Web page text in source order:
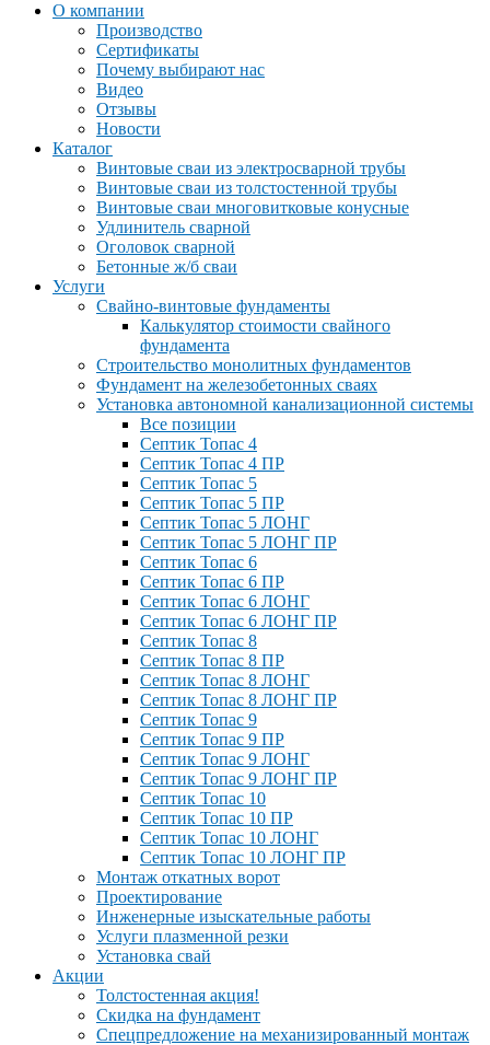
О компании
Производство
Сертификаты
Почему выбирают нас
Видео
Отзывы
Новости
Каталог
Винтовые сваи из электросварной трубы
Винтовые сваи из толстостенной трубы
Винтовые сваи многовитковые конусные
Удлинитель сварной
Оголовок сварной
Бетонные ж/б сваи
Услуги
Свайно-винтовые фундаменты
Калькулятор стоимости свайного
фундамента
Строительство монолитных фундаментов
Фундамент на железобетонных сваях
Установка автономной канализационной системы
Все позиции
Септик Топас 4
Септик Топас 4 ПР
Септик Топас 5
Септик Топас 5 ПР
Септик Топас 5 ЛОНГ
Септик Топас 5 ЛОНГ ПР
Септик Топас 6
Септик Топас 6 ПР
Септик Топас 6 ЛОНГ
Септик Топас 6 ЛОНГ ПР
Септик Топас 8
Септик Топас 8 ПР
Септик Топас 8 ЛОНГ
Септик Топас 8 ЛОНГ ПР
Септик Топас 9
Септик Топас 9 ПР
Септик Топас 9 ЛОНГ
Септик Топас 9 ЛОНГ ПР
Септик Топас 10
Септик Топас 10 ПР
Септик Топас 10 ЛОНГ
Септик Топас 10 ЛОНГ ПР
Монтаж откатных ворот
Проектирование
Инженерные изыскательные работы
Услуги плазменной резки
Установка свай
Акции
Толстостенная акция!
Скидка на фундамент
Спецпредложение на механизированный монтаж